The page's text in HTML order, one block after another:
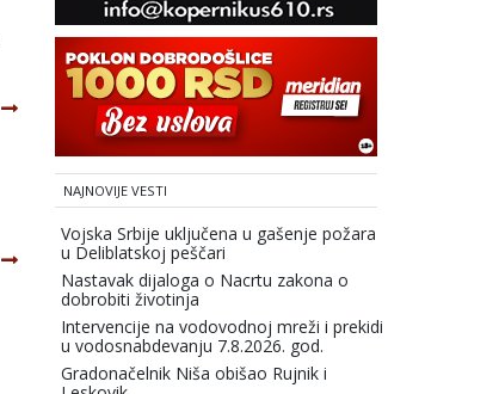
NAJNOVIJE VESTI
Vojska Srbije uključena u gašenje požara
u Deliblatskoj peščari
Nastavak dijaloga o Nacrtu zakona o
dobrobiti životinja
Intervencije na vodovodnoj mreži i prekidi
u vodosnabdevanju 7.8.2026. god.
Gradonačelnik Niša obišao Rujnik i